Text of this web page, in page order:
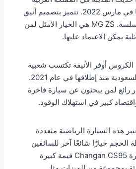
السعودية منذ إطلاقها في مارس 2022. تتميز بتصميم أنيق
ومحرك قوي وقيادة سلسة. MG ZS هي الخيار الأمثل لمن
يمكن الاعتماد عليها.
الكروس أوفر الأنيقة تكتسب شعبية
في المملكة العربية السعودية منذ إطلاقها في عام 2021.
رائع لمن يبحثون عن سيارة فاخرة
كبير في استهلاك الوقود.
هذه السيارة الرياضية متعددة
خيارًا شائعًا آخر للسائقين
السعوديين. توفر سيارة Changan CS95 قيمة كبيرة